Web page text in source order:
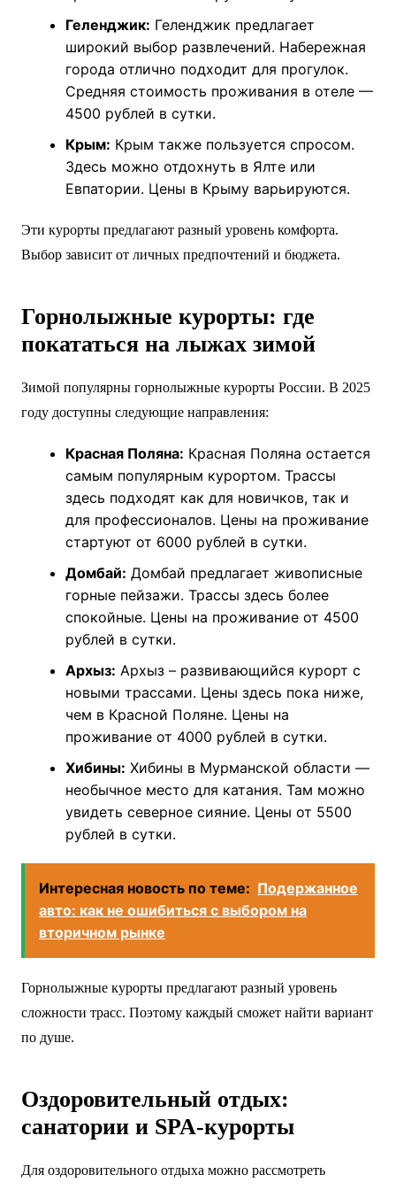
Геленджик: Геленджик предлагает
широкий выбор развлечений. Набережная
города отлично подходит для прогулок.
Средняя стоимость проживания в отеле —
4500 рублей в сутки.
Крым: Крым также пользуется спросом.
Здесь можно отдохнуть в Ялте или
Евпатории. Цены в Крыму варьируются.
Эти курорты предлагают разный уровень комфорта.
Выбор зависит от личных предпочтений и бюджета.
Горнолыжные курорты: где
покататься на лыжах зимой
Зимой популярны горнолыжные курорты России. В 2025
году доступны следующие направления:
Красная Поляна: Красная Поляна остается
самым популярным курортом. Трассы
здесь подходят как для новичков, так и
для профессионалов. Цены на проживание
стартуют от 6000 рублей в сутки.
Домбай: Домбай предлагает живописные
горные пейзажи. Трассы здесь более
спокойные. Цены на проживание от 4500
рублей в сутки.
Архыз: Архыз – развивающийся курорт с
новыми трассами. Цены здесь пока ниже,
чем в Красной Поляне. Цены на
проживание от 4000 рублей в сутки.
Хибины: Хибины в Мурманской области —
необычное место для катания. Там можно
увидеть северное сияние. Цены от 5500
рублей в сутки.
Интересная новость по теме: Подержанное
авто: как не ошибиться с выбором на
вторичном рынке
Горнолыжные курорты предлагают разный уровень
сложности трасс. Поэтому каждый сможет найти вариант
по душе.
Оздоровительный отдых:
санатории и SPA-курорты
Для оздоровительного отдыха можно рассмотреть